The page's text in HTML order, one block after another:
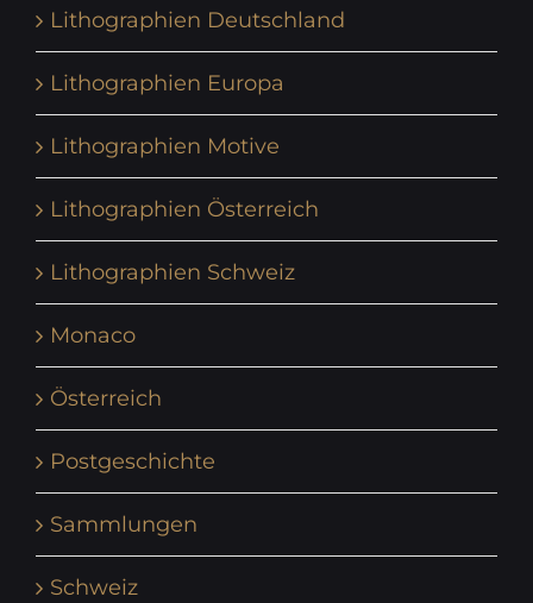
Lithographien Deutschland
Lithographien Europa
Lithographien Motive
Lithographien Österreich
Lithographien Schweiz
Monaco
Österreich
Postgeschichte
Sammlungen
Schweiz